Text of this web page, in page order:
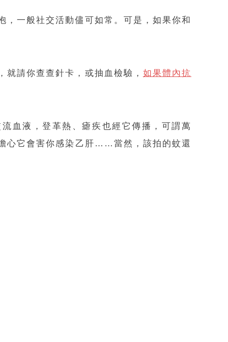
，一般社交活動儘可如常。可是，如果你和
請你查查針卡，或抽血檢驗， 如果體內抗
血液，登革熱、瘧疾也經它傳播，可謂萬
心它會害你感染乙肝……當然，該拍的蚊還